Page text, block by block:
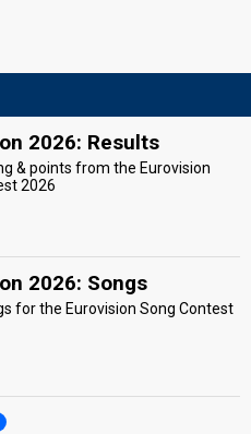
2026: Results
& points from the Eurovision
2026
2026: Songs
for the Eurovision Song Contest